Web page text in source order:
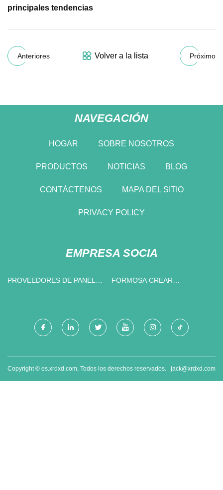
principales tendencias
Anteriores Volver a la lista Próximo
NAVEGACIÓN
HOGAR SOBRE NOSOTROS
PRODUCTOS NOTICIAS BLOG
CONTÁCTENOS MAPA DEL SITIO
PRIVACY POLICY
EMPRESA SOCIA
PROVEEDORES DE PANELES
FORMOSA CREAR
Copyright © es.xrdxd.com, Todos los derechos reservados. jack@xrdxd.com